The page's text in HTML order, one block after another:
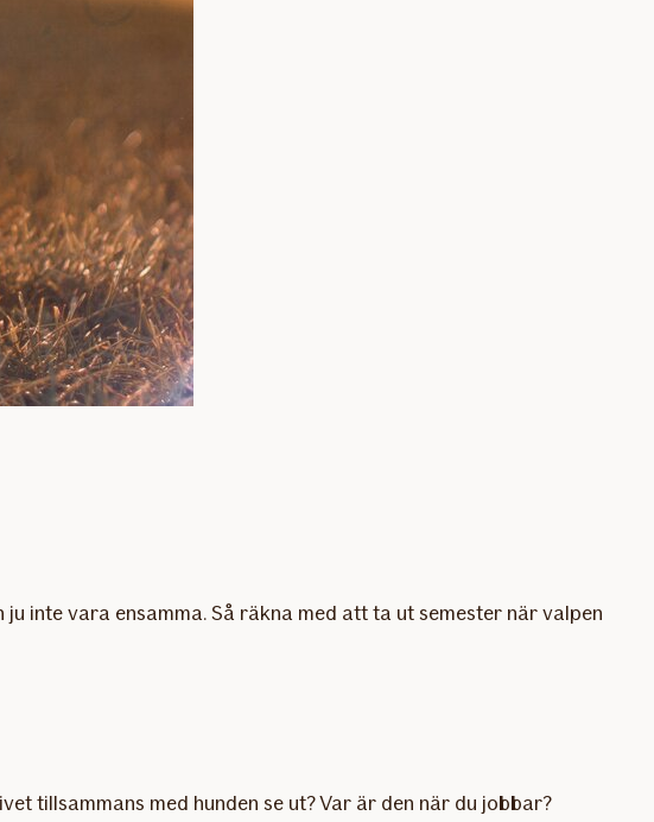
inte vara ensamma. Så räkna med att ta ut semester när valpen
tillsammans med hunden se ut? Var är den när du jobbar?